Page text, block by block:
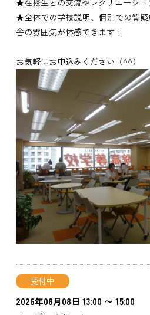
★全体での学校説明、個別での質
舎の雰囲気が体感できます！
お気軽にお申込みください（^^）
受付中
2026年08月08日 13:00 〜 15:00